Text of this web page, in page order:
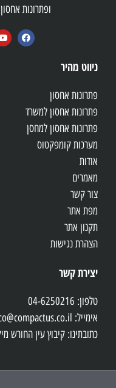
ופתרונות אחסון
ניווט מהיר
פתרונות אחסון
פתרונות אחסון למשרד
פתרונות אחסון למחסן
מערכות קומפקטוס
אודות
מאמרים
צור קשר
מפת אתר
תקנון אתר
הצהרת נגישות
יצירת קשר
טלפון: 04-6250216
אימייל: mainco@compactus.co.il
כתובתינו: קיבוץ עין החורש מיקוד